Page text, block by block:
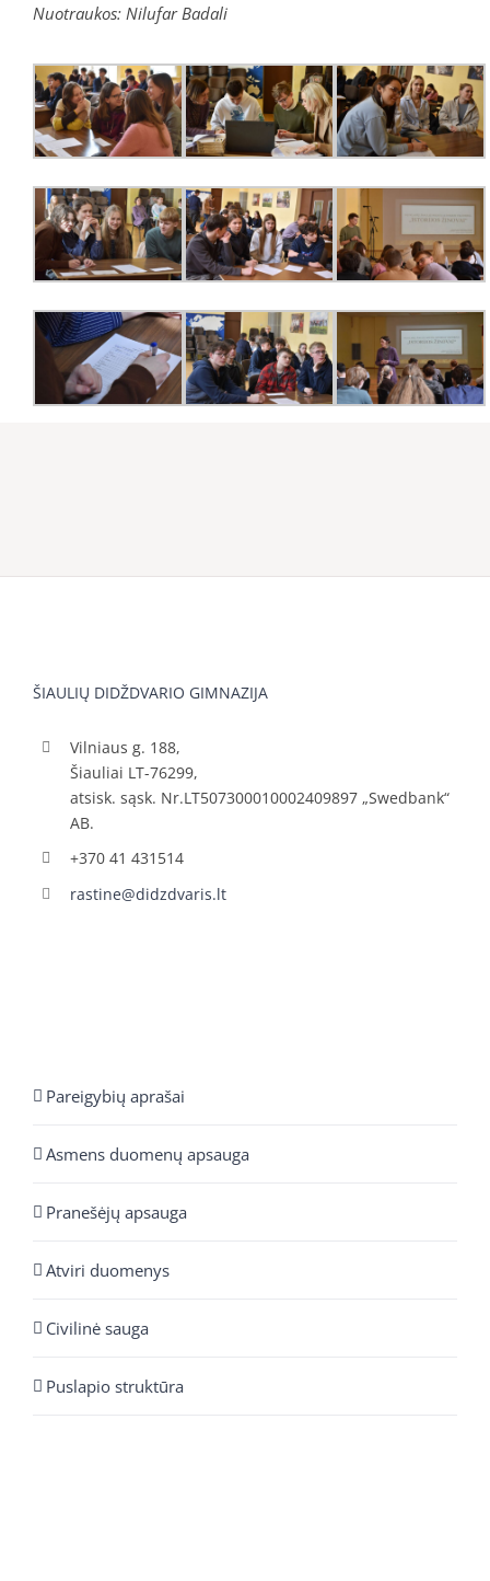
Nuotraukos: Nilufar Badali
ŠIAULIŲ DIDŽDVARIO GIMNAZIJA
Vilniaus g. 188,
Šiauliai LT-76299,
atsisk. sąsk. Nr.LT507300010002409897 „Swedbank“
AB.
+370 41 431514
rastine@didzdvaris.lt
Pareigybių aprašai
Asmens duomenų apsauga
Pranešėjų apsauga
Atviri duomenys
Civilinė sauga
Puslapio struktūra